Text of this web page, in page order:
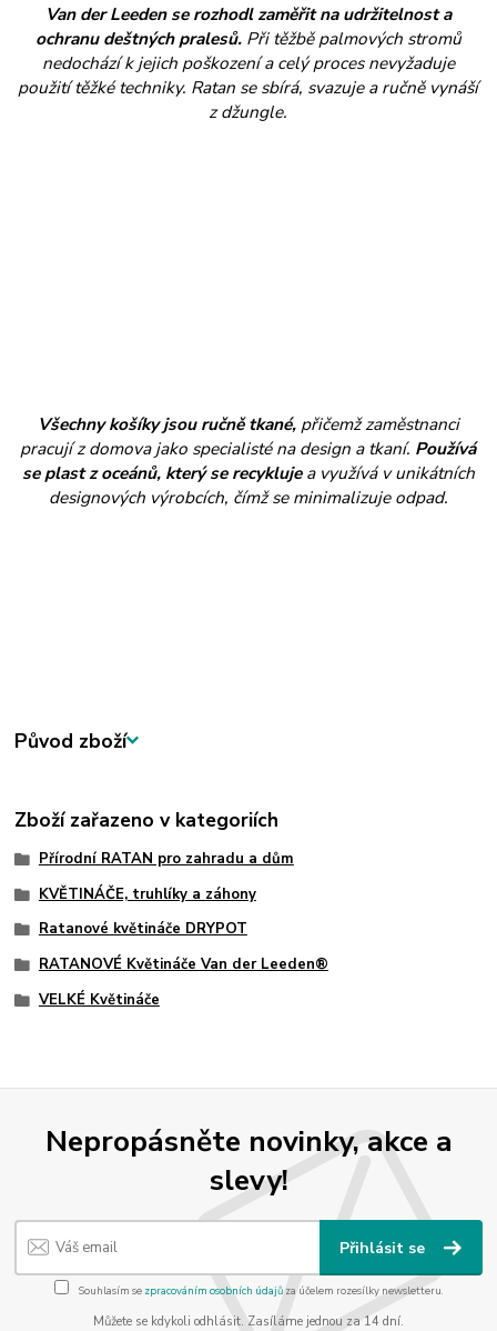
Van der Leeden se rozhodl zaměřit na udržitelnost a
ochranu deštných pralesů.Při těžbě palmových stromů
nedochází k jejich poškození a celý proces nevyžaduje
použití těžké techniky. Ratan se sbírá, svazuje a ručně vynáší
z džungle.
Všechny košíky jsou ručně tkané,přičemž zaměstnanci
pracují z domova jako specialisté na design a tkaní. Používá
se plast z oceánů, který se recyklujea využívá v unikátních
designových výrobcích, čímž se minimalizuje odpad.
Původ zboží
Zboží zařazeno v kategoriích
Přírodní RATAN pro zahradu a dům
KVĚTINÁČE, truhlíky a záhony
Ratanové květináče DRYPOT
RATANOVÉ Květináče Van der Leeden®
VELKÉ Květináče
Nepropásněte novinky, akce a
slevy!
Přihlásit se
Souhlasím se zpracováním osobních údajůza účelem rozesílky newsletteru.
Můžete se kdykoli odhlásit. Zasíláme jednou za 14 dní.